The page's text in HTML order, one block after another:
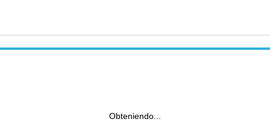
Obteniendo...